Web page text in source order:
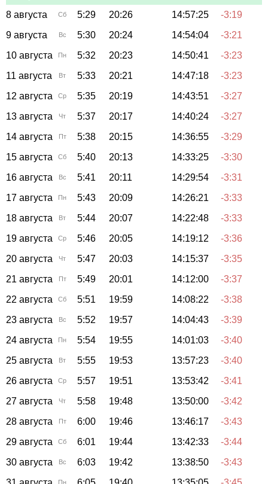
8 августа
Сб 5:29 20:26 14:57:25
-3:19
9 августа
Вс 5:30 20:24 14:54:04
-3:21
10 августа
Пн 5:32 20:23 14:50:41
-3:23
11 августа
Вт 5:33 20:21 14:47:18
-3:23
12 августа
Ср 5:35 20:19 14:43:51
-3:27
13 августа
Чт 5:37 20:17 14:40:24
-3:27
14 августа
Пт 5:38 20:15 14:36:55
-3:29
15 августа
Сб 5:40 20:13 14:33:25
-3:30
16 августа
Вс 5:41 20:11 14:29:54
-3:31
17 августа
Пн 5:43 20:09 14:26:21
-3:33
18 августа
Вт 5:44 20:07 14:22:48
-3:33
19 августа
Ср 5:46 20:05 14:19:12
-3:36
20 августа
Чт 5:47 20:03 14:15:37
-3:35
21 августа
Пт 5:49 20:01 14:12:00
-3:37
22 августа
Сб 5:51 19:59 14:08:22
-3:38
23 августа
Вс 5:52 19:57 14:04:43
-3:39
24 августа
Пн 5:54 19:55 14:01:03
-3:40
25 августа
Вт 5:55 19:53 13:57:23
-3:40
26 августа
Ср 5:57 19:51 13:53:42
-3:41
27 августа
Чт 5:58 19:48 13:50:00
-3:42
28 августа
Пт 6:00 19:46 13:46:17
-3:43
29 августа
Сб 6:01 19:44 13:42:33
-3:44
30 августа
Вс 6:03 19:42 13:38:50
-3:43
Пн